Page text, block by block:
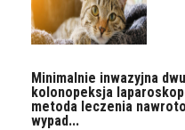
Minimalnie inwazyjna
kolonopeksja
metoda leczenia
wypad...